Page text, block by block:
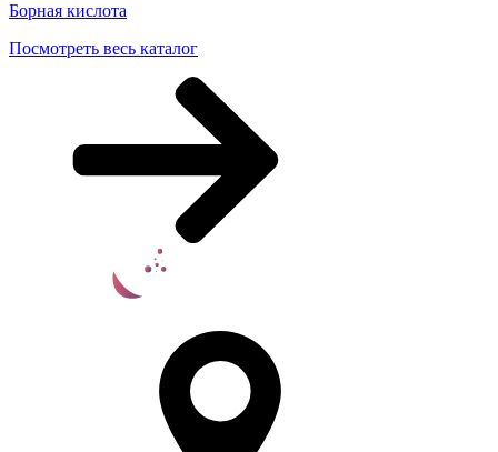
Борная кислота
Посмотреть весь каталог